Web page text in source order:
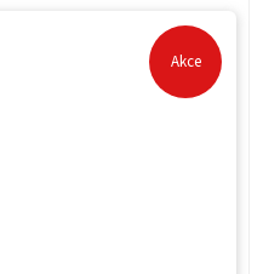
Akce